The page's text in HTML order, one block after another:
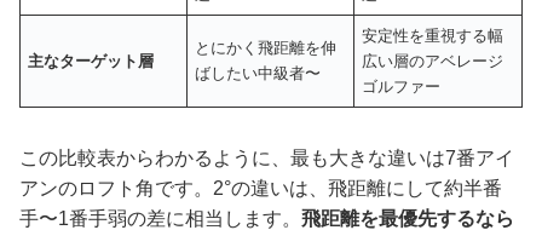
主なターゲット層
とにかく飛距離を伸
ばしたい中級者〜
安定性を重視する幅
広い層のアベレージ
ゴルファー
この比較表からわかるように、最も大きな違いは7番アイ
アンのロフト角です。2°の違いは、飛距離にして約半番
手〜1番手弱の差に相当します。 飛距離を最優先するなら